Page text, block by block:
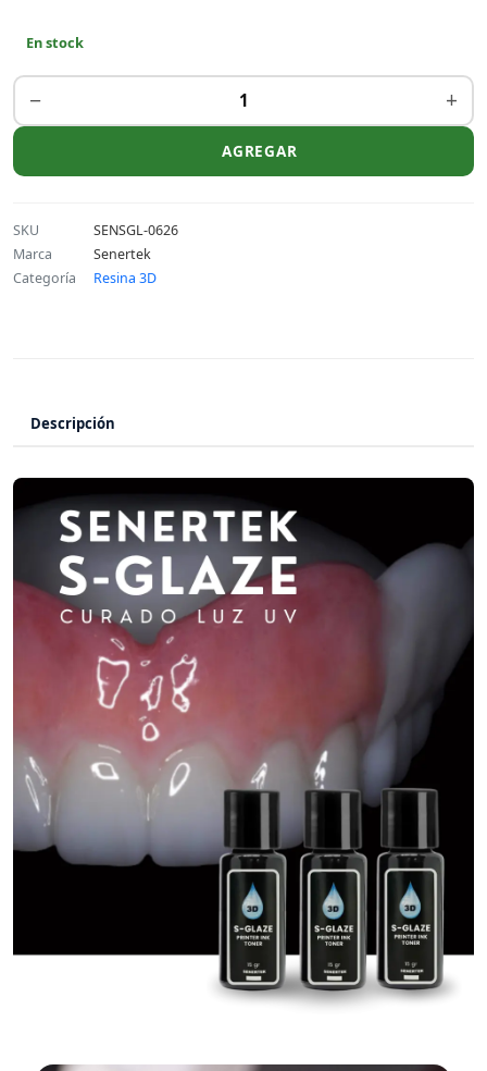
En stock
− +
AGREGAR
SKU
SENSGL-0626
Marca
Senertek
Categoría
Resina 3D
Descripción